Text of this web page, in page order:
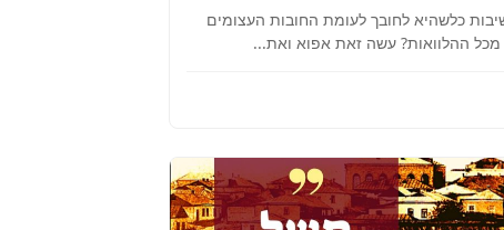
כלשהיא לחובך לעומת החובות העצומים
ההלוואות? עשה זאת אפוא ואת...